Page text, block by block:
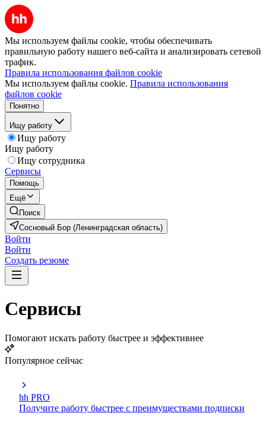
Мы используем файлы cookie, чтобы обеспечивать
правильную работу нашего веб-сайта и анализировать сетевой
трафик.
Правила использования файлов cookie
Мы используем файлы cookie. Правила использования
файлов cookie
Понятно
Ищу работу
Ищу работу
Ищу работу
Ищу сотрудника
Сервисы
Помощь
Ещё
Поиск
Сосновый Бор (Ленинградская область)
Войти
Войти
Создать резюме
Сервисы
Помогают искать работу быстрее и эффективнее
Популярное сейчас
hh PRO
Получите работу быстрее с преимуществами подписки